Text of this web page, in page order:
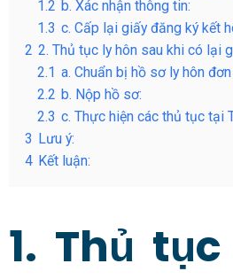
1.2 b. Xác nhận thông tin:
1.3 c. Cấp lại giấy đăng ký kết
2 2. Thủ tục ly hôn sau khi có lại
2.1 a. Chuẩn bị hồ sơ ly hôn
2.2 b. Nộp hồ sơ:
2.3 c. Thực hiện các thủ tục tại
3 Lưu ý:
4 Kết luận:
1. Thủ